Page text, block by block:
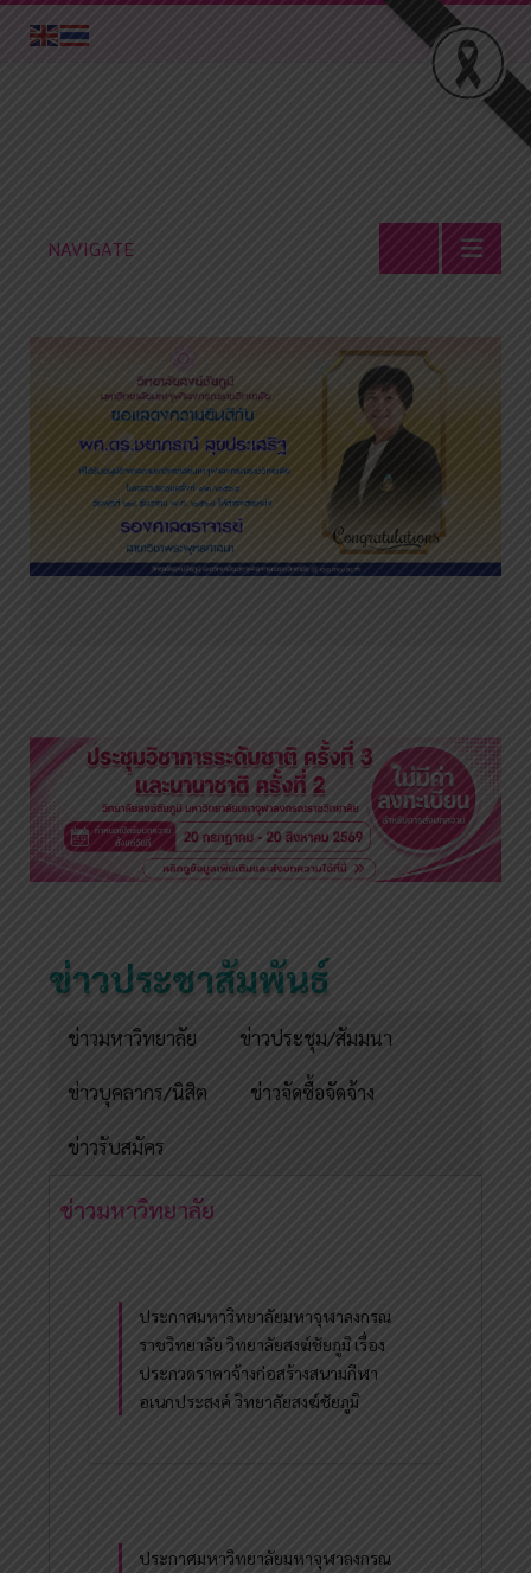
NAVIGATE
ข่าวประชาสัมพันธ์
ข่าวมหาวิทยาลัย ข่าวประชุม/สัมมนา
ข่าวบุคลากร/นิสิต ข่าวจัดซื้อจัดจ้าง
ข่าวรับสมัคร
ข่าวมหาวิทยาลัย
ประกาศมหาวิทยาลัยมหาจุฬาลงกรณ
ราชวิทยาลัย วิทยาลัยสงฆ์ชัยภูมิ เรื่อง
ประกวดราคาจ้างก่อสร้างสนามกีฬา
อเนกประสงค์ วิทยาลัยสงฆ์ชัยภูมิ
ประกาศมหาวิทยาลัยมหาจุฬาลงกรณ